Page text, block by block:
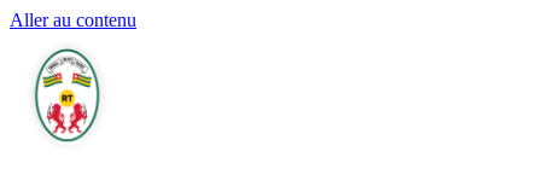
Aller au contenu